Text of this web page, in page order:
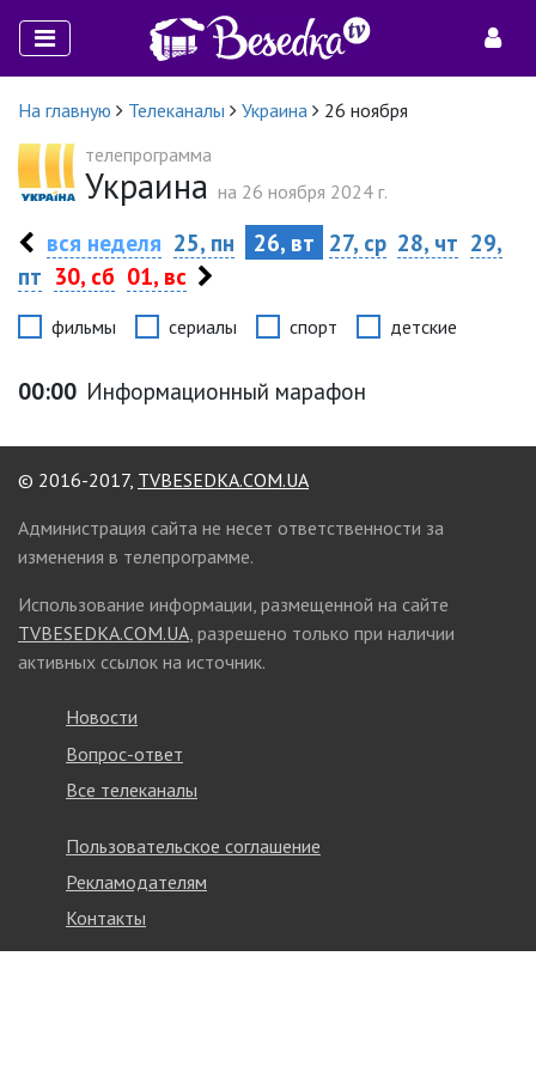
На главную Телеканалы Украина
26 ноября
телепрограмма
Украина на 26 ноября 2024 г.
вся неделя 25, пн 26, вт 27, ср 28, чт 29,
пт 30, сб 01, вс
фильмы сериалы спорт детские
00:00 Информационный марафон
© 2016-2017, TVBESEDKA.COM.UA
Администрация сайта не несет ответственности за
изменения в телепрограмме.
Использование информации, размещенной на сайте
TVBESEDKA.COM.UA, разрешено только при наличии
активных ссылок на источник.
Новости
Вопрос-ответ
Все телеканалы
Пользовательское соглашение
Рекламодателям
Контакты